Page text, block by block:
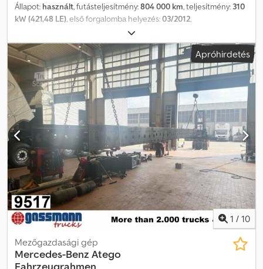
Állapot: használt, futásteljesítmény:804 000 km, teljesítmény: 310
kW (421,48 LE) , első forgalomba helyezés:03/2012
, össztömeg:
2 tengely, fékek:retarder, szín:fehér, hajtástípus:automata,
kibocsátási osztály:Euro 5, Felszereltség:
ABS, elektronikus
stabilitásprogram (ESP), légkondicionálás, állófűtés, Mercedes-
Benz Actros MP4 1842, 4x2 nyergesvontató, Euro 5, automata váltó,
Big Space vezetőfülke 2 fekhellyel, tető- és oldalsó spoilerek,
vázburkolat, kb. 1100 literes két üzemanyagtartály, sávtartó
asszisztens, ütközésre figyelmeztető rendszer, ACC (adaptív
tempomat), differenciálzár, automata klíma, állófűtés, ülésfűtés,
hűtőrekesz, rádió/CD/AUX, CB-rádió, elektromos ablakemelők
Codpfx Acoukmrroajrf Vizsgálati könyv Telephely:
Grossmannstrasse 138, Hamburg 20539
Apróhirdetés
1 / 10
Mezőgazdasági gép
Mercedes-Benz Atego